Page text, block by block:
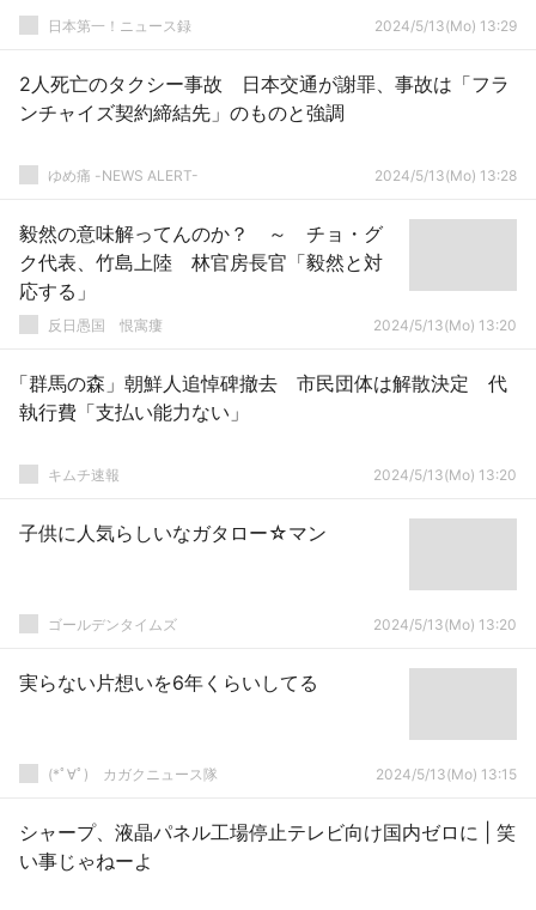
日本第一！ニュース録 2024/5/13(Mo) 13:29
2人死亡のタクシー事故 日本交通が謝罪、事故は「フラ
ンチャイズ契約締結先」のものと強調
ゆめ痛 -NEWS ALERT- 2024/5/13(Mo) 13:28
毅然の意味解ってんのか？ ～ チョ・グ
ク代表、竹島上陸 林官房長官「毅然と対
応する」
反日愚国 恨寓瘻 2024/5/13(Mo) 13:20
「群馬の森」朝鮮人追悼碑撤去 市民団体は解散決定 代
執行費「支払い能力ない」
キムチ速報 2024/5/13(Mo) 13:20
子供に人気らしいなガタロー☆マン
ゴールデンタイムズ 2024/5/13(Mo) 13:20
実らない片想いを6年くらいしてる
(*ﾟ∀ﾟ)ゞカガクニュース隊 2024/5/13(Mo) 13:15
シャープ、液晶パネル工場停止テレビ向け国内ゼロに | 笑
い事じゃねーよ